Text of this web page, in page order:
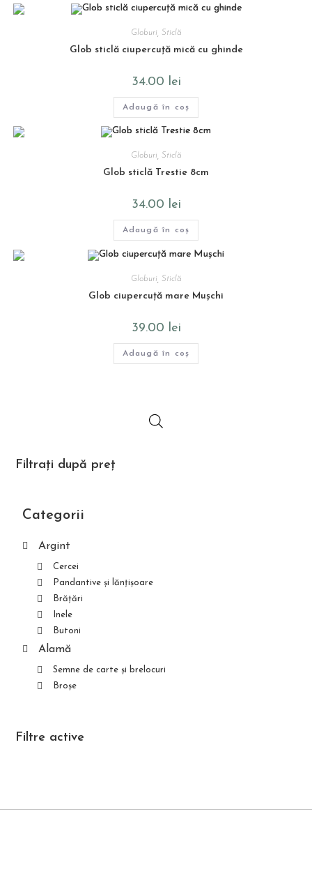
Globuri Sticlă
Glob sticlă ciupercuță mică cu ghinde
34.00 lei
Adaugă în coș
Globuri Sticlă
Glob sticlă Trestie 8cm
34.00 lei
Adaugă în coș
Globuri Sticlă
Glob ciupercuță mare Mușchi
39.00 lei
Adaugă în coș
Filtrați după preț
Categorii
Argint
Cercei
Pandantive și lănțișoare
Brățări
Inele
Butoni
Alamă
Semne de carte și brelocuri
Broșe
Filtre active